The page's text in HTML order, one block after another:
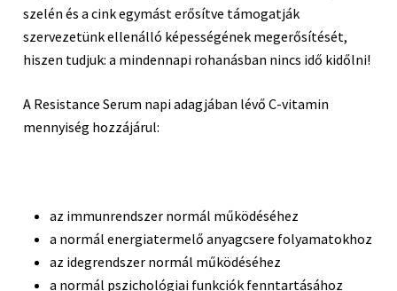
szelén és a cink egymást erősítve támogatják
szervezetünk ellenálló képességének megerősítését,
hiszen tudjuk: a mindennapi rohanásban nincs idő kidőlni!
A Resistance Serum napi adagjában lévő C-vitamin
mennyiség hozzájárul:
az immunrendszer normál működéséhez
a normál energiatermelő anyagcsere folyamatokhoz
az idegrendszer normál működéséhez
a normál pszichológiai funkciók fenntartásához